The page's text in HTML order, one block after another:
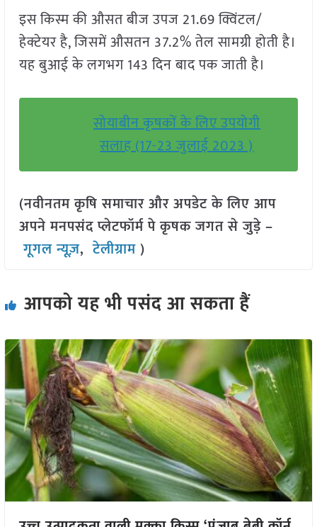
इस किस्म की औसत बीज उपज 21.69 क्विंटल/
हेक्टेयर है, जिसमें औसतन 37.2% तेल सामग्री होती है।
यह बुआई के लगभग 143 दिन बाद पक जाती है।
सोयाबीन कृषकों के लिए उपयोगी
सलाह (17-23 जुलाई 2023 )
(नवीनतम कृषि समाचार और अपडेट के लिए आप
अपने मनपसंद प्लेटफॉर्म पे कृषक जगत से जुड़े –
गूगल न्यूज़,टेलीग्राम )
आपको यह भी पसंद आ सकता हैं